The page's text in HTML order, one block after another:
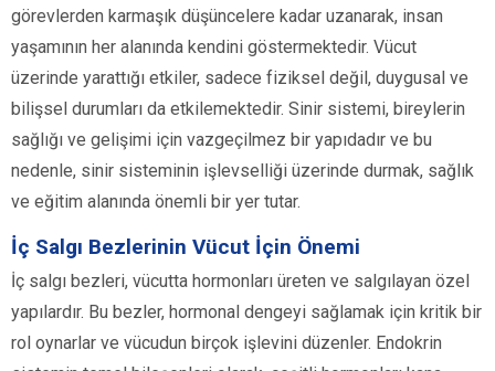
görevlerden karmaşık düşüncelere kadar uzanarak, insan
yaşamının her alanında kendini göstermektedir. Vücut
üzerinde yarattığı etkiler, sadece fiziksel değil, duygusal ve
bilişsel durumları da etkilemektedir. Sinir sistemi, bireylerin
sağlığı ve gelişimi için vazgeçilmez bir yapıdadır ve bu
nedenle, sinir sisteminin işlevselliği üzerinde durmak, sağlık
ve eğitim alanında önemli bir yer tutar.
İç Salgı Bezlerinin Vücut İçin Önemi
İç salgı bezleri, vücutta hormonları üreten ve salgılayan özel
yapılardır. Bu bezler, hormonal dengeyi sağlamak için kritik bir
rol oynarlar ve vücudun birçok işlevini düzenler. Endokrin